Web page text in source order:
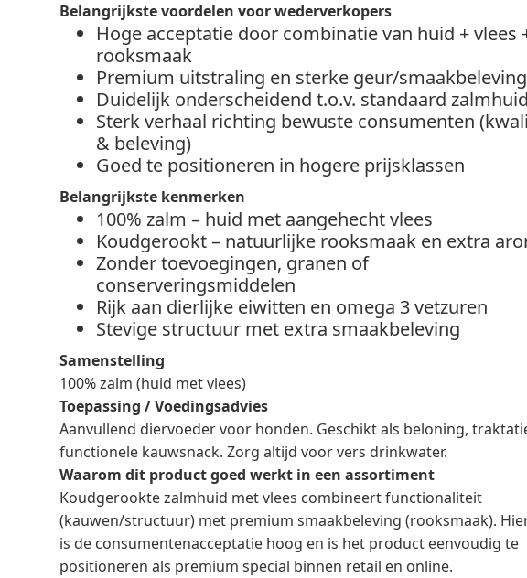
Belangrijkste voordelen voor wederverkopers
Hoge acceptatie door combinatie van huid + vlees
rooksmaak
Premium uitstraling en sterke geur/smaakbeleving
Duidelijk onderscheidend t.o.v. standaard zalmhuid
Sterk verhaal richting bewuste consumenten
& beleving)
Goed te positioneren in hogere prijsklassen
Belangrijkste kenmerken
100% zalm – huid met aangehecht vlees
Koudgerookt – natuurlijke rooksmaak en extra
Zonder toevoegingen, granen of
conserveringsmiddelen
Rijk aan dierlijke eiwitten en omega 3 vetzuren
Stevige structuur met extra smaakbeleving
Samenstelling
100% zalm (huid met vlees)
Toepassing / Voedingsadvies
Aanvullend diervoeder voor honden. Geschikt als beloning,
functionele kauwsnack. Zorg altijd voor vers drinkwater.
Waarom dit product goed werkt in een assortiment
Koudgerookte zalmhuid met vlees combineert functionaliteit
(kauwen/structuur) met premium smaakbeleving (rooksmaak).
is de consumentenacceptatie hoog en is het product eenvoudig te
positioneren als premium special binnen retail en online.